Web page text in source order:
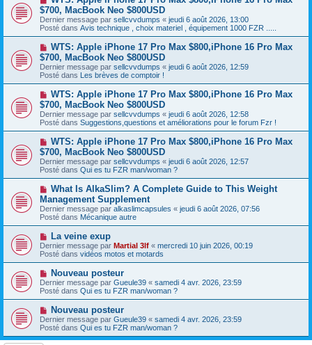
g
e
m
e
s
a
g
e
o
u
v
e
a
u
m
e
s
a
g
e
$700, MacBook Neo $800USD
Dernier message par sellcvvdumps « jeudi 6 août 2026, 13:00
Posté dans Avis technique , choix materiel , équipement 1000 FZR .....
N
o
u
v
e
a
u
m
e
s
a
g
e
WTS: Apple iPhone 17 Pro Max $800,iPhone 16 Pro Max
$700, MacBook Neo $800USD
Dernier message par sellcvvdumps « jeudi 6 août 2026, 12:59
Posté dans Les brèves de comptoir !
N
o
u
v
e
a
u
m
e
s
a
g
e
WTS: Apple iPhone 17 Pro Max $800,iPhone 16 Pro Max
$700, MacBook Neo $800USD
Dernier message par sellcvvdumps « jeudi 6 août 2026, 12:58
Posté dans Suggestions,questions et améliorations pour le forum Fzr !
N
o
u
v
e
a
u
m
e
s
a
g
e
WTS: Apple iPhone 17 Pro Max $800,iPhone 16 Pro Max
$700, MacBook Neo $800USD
Dernier message par sellcvvdumps « jeudi 6 août 2026, 12:57
Posté dans Qui es tu FZR man/woman ?
N
u
v
e
a
m
e
s
s
a
g
e
What Is AlkaSlim? A Complete Guide to This Weight
Management Supplement
Dernier message par alkaslimcapsules « jeudi 6 août 2026, 07:56
Posté dans Mécanique autre
N
o
u
v
e
a
u
m
e
s
a
g
e
La veine exup
Dernier message par Martial 3lf « mercredi 10 juin 2026, 00:19
Posté dans vidéos motos et motards
N
o
u
v
e
a
u
m
e
Nouveau posteur
Dernier message par Gueule39 « samedi 4 avr. 2026, 23:59
Posté dans Qui es tu FZR man/woman ?
N
o
u
v
e
Nouveau posteur
Dernier message par Gueule39 « samedi 4 avr. 2026, 23:59
Posté dans Qui es tu FZR man/woman ?